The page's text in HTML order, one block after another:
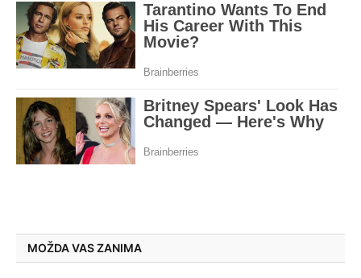
MOŽDA VAS ZANIMA